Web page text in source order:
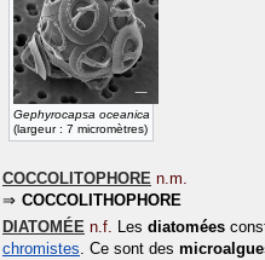
Gephyrocapsa oceanica
(largeur : 7 micromètres)
COCCOLITOPHORE n.m.
COCCOLITHOPHORE
DIATOMÉE n.f. Les diatomées
chromistes. Ce sont des